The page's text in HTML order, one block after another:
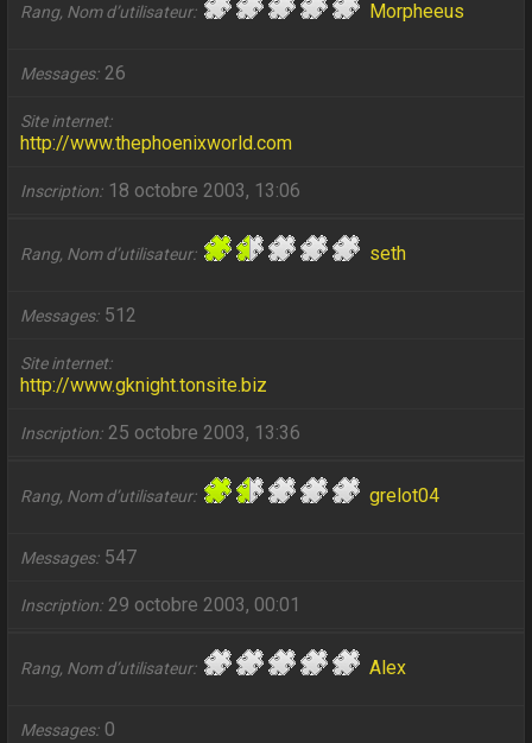
Rang, Nom d’utilisateur Morpheeus
Messages 26
Site internet
http://www.thephoenixworld.com
Inscription 18 octobre 2003, 13:06
Rang, Nom d’utilisateur seth
Messages 512
Site internet
http://www.gknight.tonsite.biz
Inscription 25 octobre 2003, 13:36
Rang, Nom d’utilisateur grelot04
Messages 547
Inscription 29 octobre 2003, 00:01
Rang, Nom d’utilisateur Alex
Messages 0